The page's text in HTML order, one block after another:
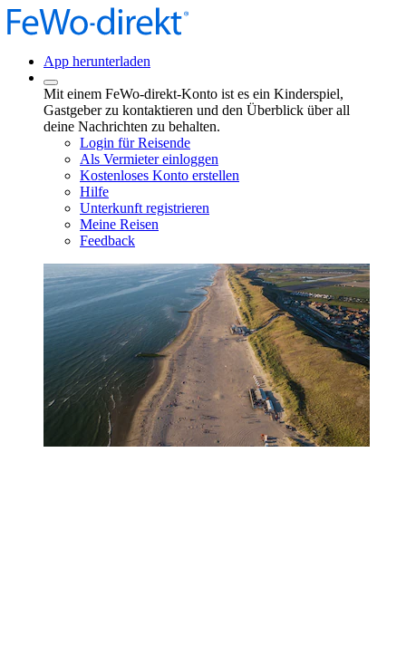
App herunterladen
Mit einem FeWo-direkt-Konto ist es ein Kinderspiel,
Gastgeber zu kontaktieren und den Überblick über all
deine Nachrichten zu behalten.
Login für Reisende
Als Vermieter einloggen
Kostenloses Konto erstellen
Hilfe
Unterkunft registrieren
Meine Reisen
Feedback